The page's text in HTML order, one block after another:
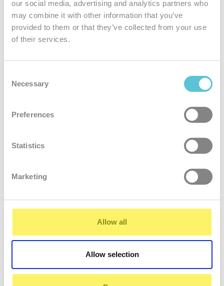
our social media, advertising and analytics partners who
may combine it with other information that you’ve
provided to them or that they’ve collected from your use
of their services.
Selection
Necessary
Preferences
Statistics
Marketing
Allow all
Allow selection
Technická podpora - hotline 7.30 - 21.00 hod.
Dohľad nad funkčnosťou serverov
Čo je to Webstránka?
Je to hostingový balík obsahujúci nástroj WebHouse SiteBuilder na